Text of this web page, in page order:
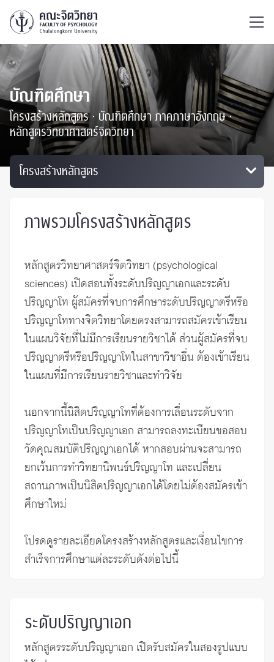
บัณฑิตศึกษา
โครงสร้างหลักสูตร ∙ บัณฑิตศึกษา ภาคภาษาอังกฤษ ∙
หลักสูตรวิทยาศาสตร์จิตวิทยา
ภาพรวมโครงสร้างหลักสูตร
หลักสูตรวิทยาศาสตร์จิตวิทยา (psychological
sciences) เปิดสอนทั้งระดับปริญญาเอกและระดับ
ปริญญาโท ผู้สมัครที่จบการศึกษาระดับปริญญาตรีหรือ
ปริญญาโททางจิตวิทยาโดยตรงสามารถสมัครเข้าเรียน
ในแผนวิจัยที่ไม่มีการเรียนรายวิชาได้ ส่วนผู้สมัครที่จบ
ปริญญาตรีหรือปริญญาโทในสาขาวิชาอื่น ต้องเข้าเรียน
ในแผนที่มีการเรียนรายวิชาและทำวิจัย
นอกจากนี้นิสิตปริญญาโทที่ต้องการเลื่อนระดับจาก
ปริญญาโทเป็นปริญญาเอก สามารถลงทะเบียนขอสอบ
วัดคุณสมบัติปริญญาเอกได้ หากสอบผ่านจะสามารถ
ยกเว้นการทำวิทยานิพนธ์ปริญญาโท และเปลี่ยน
สถานภาพเป็นนิสิตปริญญาเอกได้โดยไม่ต้องสมัครเข้า
ศึกษาใหม่
โปรดดูรายละเอียดโครงสร้างหลักสูตรและเงื่อนไขการ
สำเร็จการศึกษาแต่ละระดับดังต่อไปนี้
ระดับปริญญาเอก
หลักสูตรระดับปริญญาเอก เปิดรับสมัครในสองรูปแบบ